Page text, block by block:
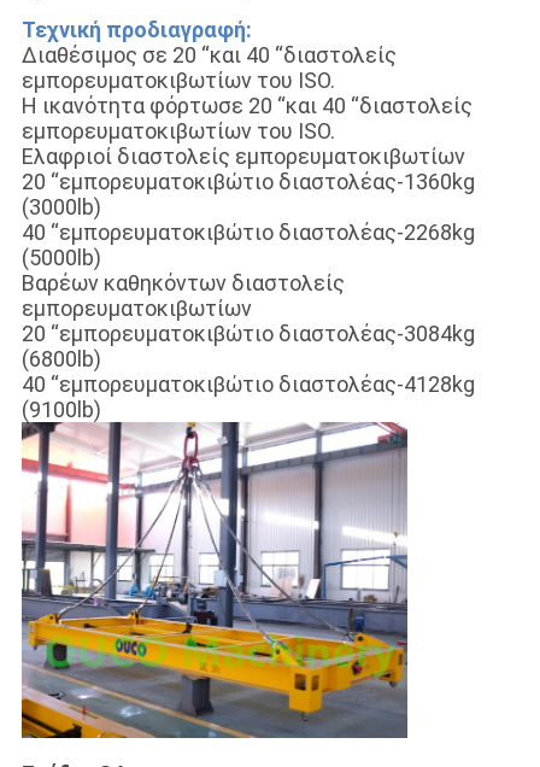
Τεχνική προδιαγραφή:
Διαθέσιμος σε 20 “και 40 “διαστολείς
εμπορευματοκιβωτίων του ISO.
Η ικανότητα φόρτωσε 20 “και 40 “διαστολείς
εμπορευματοκιβωτίων του ISO.
Ελαφριοί διαστολείς εμπορευματοκιβωτίων
20 “εμπορευματοκιβώτιο διαστολέας-1360kg
(3000lb)
40 “εμπορευματοκιβώτιο διαστολέας-2268kg
(5000lb)
Βαρέων καθηκόντων διαστολείς
εμπορευματοκιβωτίων
20 “εμπορευματοκιβώτιο διαστολέας-3084kg
(6800lb)
40 “εμπορευματοκιβώτιο διαστολέας-4128kg
(9100lb)